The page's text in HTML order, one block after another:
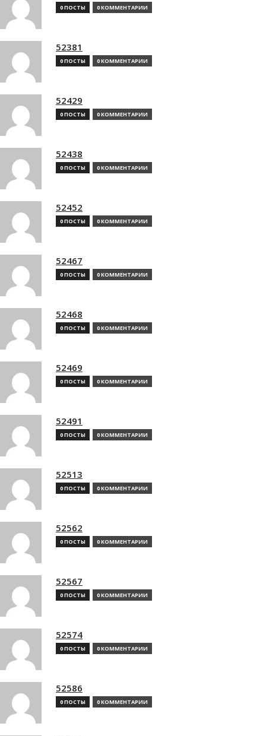
0 ПОСТЫ 0 КОММЕНТАРИИ
52381
0 ПОСТЫ 0 КОММЕНТАРИИ
52429
0 ПОСТЫ 0 КОММЕНТАРИИ
52438
0 ПОСТЫ 0 КОММЕНТАРИИ
52452
0 ПОСТЫ 0 КОММЕНТАРИИ
52467
0 ПОСТЫ 0 КОММЕНТАРИИ
52468
0 ПОСТЫ 0 КОММЕНТАРИИ
52469
0 ПОСТЫ 0 КОММЕНТАРИИ
52491
0 ПОСТЫ 0 КОММЕНТАРИИ
52513
0 ПОСТЫ 0 КОММЕНТАРИИ
52562
0 ПОСТЫ 0 КОММЕНТАРИИ
52567
0 ПОСТЫ 0 КОММЕНТАРИИ
52574
0 ПОСТЫ 0 КОММЕНТАРИИ
52586
0 ПОСТЫ 0 КОММЕНТАРИИ